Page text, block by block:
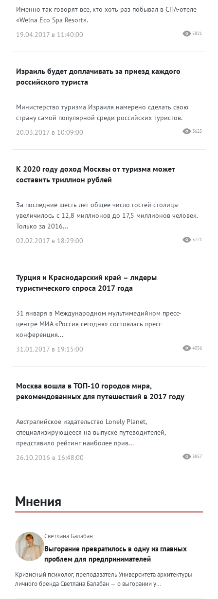
Именно так говорят все, кто хоть раз побывал в СПА-отеле
«Welna Eco Spa Resort».
19.04.2017 в 11:40:00
5821
Израиль будет доплачивать за приезд каждого
российского туриста
Министерство туризма Израиля намерено сделать свою
страну самой популярной среди российских туристов.
20.03.2017 в 10:09:00
3625
К 2020 году доход Москвы от туризма может
составить триллион рублей
За последние шесть лет общее число гостей столицы
увеличилось с 12,8 миллионов до 17,5 миллионов человек.
Только за 2016...
02.02.2017 в 18:29:00
3771
Турция и Краснодарский край – лидеры
туристического спроса 2017 года
31 января в Международном мультимедийном пресс-
центре МИА «Россия сегодня» состоялась пресс-
конференция...
31.01.2017 в 19:15:00
4056
Москва вошла в ТОП-10 городов мира,
рекомендованных для путешествий в 2017 году
Австралийское издательство Lonely Planet,
специализирующееся на выпуске путеводителей,
представило рейтинг наиболее прив...
26.10.2016 в 16:48:00
3857
Мнения
Светлана Балабан
Выгорание превратилось в одну из главных
проблем для предпринимателей
Кризисный психолог, преподаватель Университета архитектуры
личного бренда Светлана Балабан — о выгорании у